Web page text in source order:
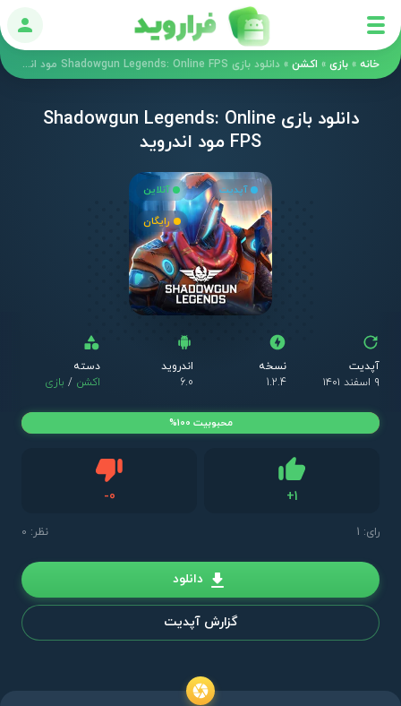
ورود
خانه » بازی » اکشن » دانلود بازی Shadowgun Legends: Online FPS مود اندروید
دانلود بازی Shadowgun Legends: Online
FPS مود اندروید
آپدیت آنلاین
رایگان
آپدیت
۹ اسفند ۱۴۰۱
نسخه
1.2.4
اندروید
6.0
دسته
اکشن / بازی
+1
-0دیس لایک
رای: 1 نظر: 0
محبوبیت 100%
دانلود
گزارش آپدیت